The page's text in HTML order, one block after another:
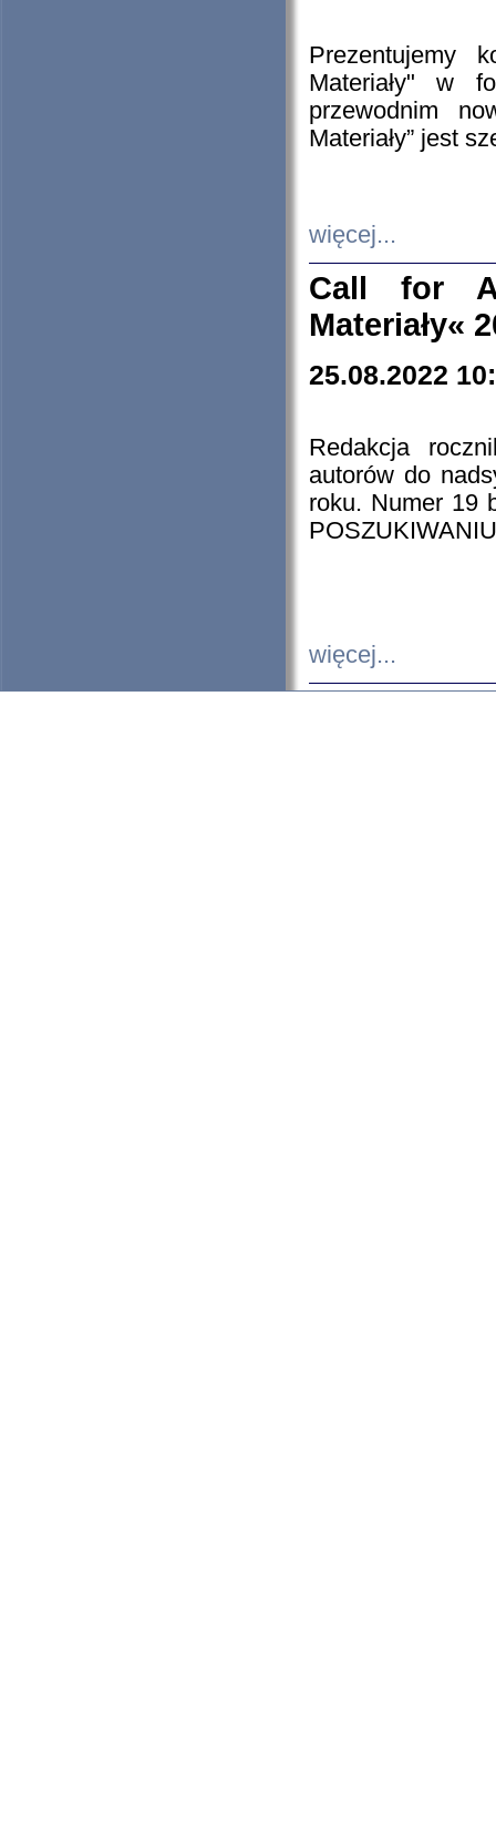
Prezentujemy
Materiały" w
przewodnim
Materiały” jest
więcej...
Call for
Materiały«
25.08.2022
Redakcja
autorów do
roku. Numer 19
więcej...